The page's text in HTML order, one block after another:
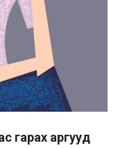
гарах аргууд